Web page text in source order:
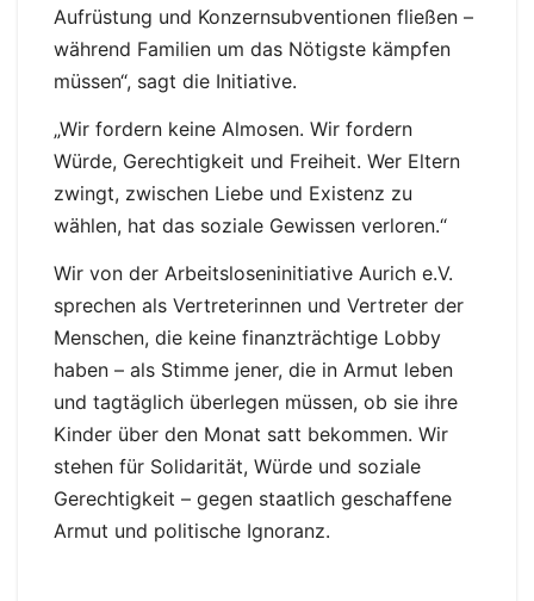
Aufrüstung und Konzernsubventionen fließen –
während Familien um das Nötigste kämpfen
müssen“, sagt die Initiative.
„Wir fordern keine Almosen. Wir fordern
Würde, Gerechtigkeit und Freiheit. Wer Eltern
zwingt, zwischen Liebe und Existenz zu
wählen, hat das soziale Gewissen verloren.“
Wir von der Arbeitsloseninitiative Aurich e.V.
sprechen als Vertreterinnen und Vertreter der
Menschen, die keine finanzträchtige Lobby
haben – als Stimme jener, die in Armut leben
und tagtäglich überlegen müssen, ob sie ihre
Kinder über den Monat satt bekommen. Wir
stehen für Solidarität, Würde und soziale
Gerechtigkeit – gegen staatlich geschaffene
Armut und politische Ignoranz.